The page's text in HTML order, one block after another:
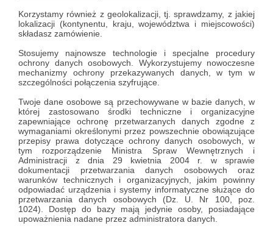
Korzystamy również z geolokalizacji, tj. sprawdzamy, z jakiej
lokalizacji (kontynentu, kraju, województwa i miejscowości)
składasz zamówienie.
Stosujemy najnowsze technologie i specjalne procedury
ochrony danych osobowych. Wykorzystujemy nowoczesne
mechanizmy ochrony przekazywanych danych, w tym w
szczególności połączenia szyfrujące.
Twoje dane osobowe są przechowywane w bazie danych, w
której zastosowano środki techniczne i organizacyjne
zapewniające ochronę przetwarzanych danych zgodne z
wymaganiami określonymi przez powszechnie obowiązujące
przepisy prawa dotyczące ochrony danych osobowych, w
tym rozporządzenie Ministra Spraw Wewnętrznych i
Administracji z dnia 29 kwietnia 2004 r. w sprawie
dokumentacji przetwarzania danych osobowych oraz
warunków technicznych i organizacyjnych, jakim powinny
odpowiadać urządzenia i systemy informatyczne służące do
przetwarzania danych osobowych (Dz. U. Nr 100, poz.
1024). Dostęp do bazy mają jedynie osoby, posiadające
upoważnienia nadane przez administratora danych.